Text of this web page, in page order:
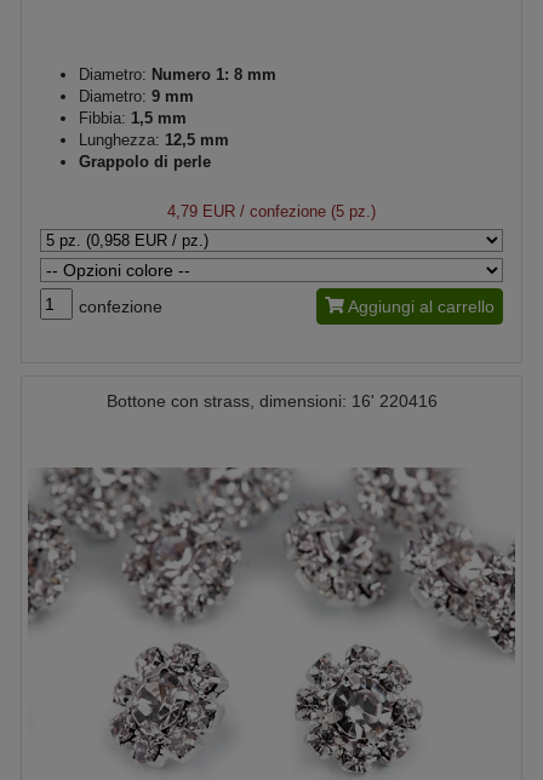
Diametro: Numero 1: 8 mm
Diametro: 9 mm
Fibbia: 1,5 mm
Lunghezza: 12,5 mm
Grappolo di perle
4,79 EUR / confezione (5 pz.)
confezione Aggiungi al carrello
Bottone con strass, dimensioni: 16' 220416